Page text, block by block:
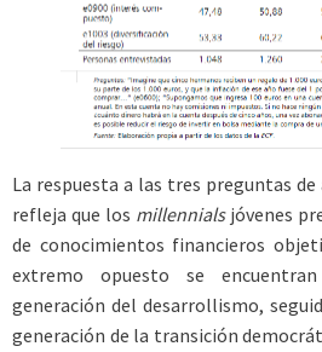
La respuesta a las tres preguntas
refleja que los millennials jóvenes
de conocimientos financieros
extremo opuesto se
generación del desarrollismo,
generación de la transición